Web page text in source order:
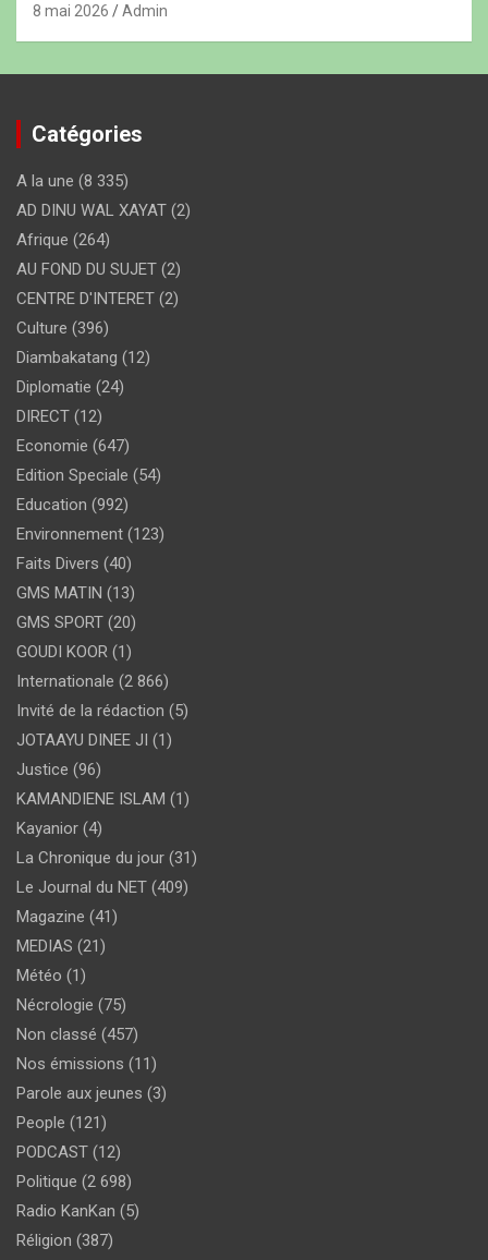
8 mai 2026 Admin
Catégories
A la une (8 335)
AD DINU WAL XAYAT (2)
Afrique (264)
AU FOND DU SUJET (2)
CENTRE D'INTERET (2)
Culture (396)
Diambakatang (12)
Diplomatie (24)
DIRECT (12)
Economie (647)
Edition Speciale (54)
Education (992)
Environnement (123)
Faits Divers (40)
GMS MATIN (13)
GMS SPORT (20)
GOUDI KOOR (1)
Internationale (2 866)
Invité de la rédaction (5)
JOTAAYU DINEE JI (1)
Justice (96)
KAMANDIENE ISLAM (1)
Kayanior (4)
La Chronique du jour (31)
Le Journal du NET (409)
Magazine (41)
MEDIAS (21)
Météo (1)
Nécrologie (75)
Non classé (457)
Nos émissions (11)
Parole aux jeunes (3)
People (121)
PODCAST (12)
Politique (2 698)
Radio KanKan (5)
Réligion (387)